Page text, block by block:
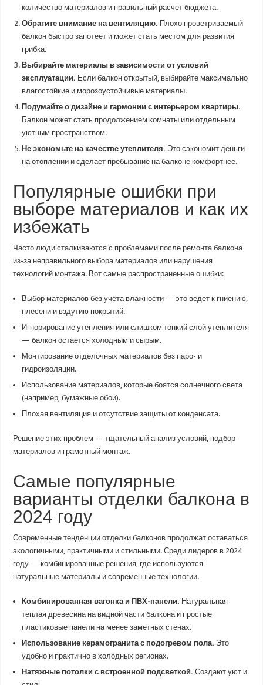
количество материалов и правильный расчет бюджета.
Обратите внимание на вентиляцию. Плохо проветриваемый
балкон быстро запотеет и может стать местом для развития
грибка.
Выбирайте материалы в зависимости от условий
эксплуатации. Если балкон открытый, выбирайте максимально
влагостойкие и морозоустойчивые материалы.
Подумайте о дизайне и гармонии с интерьером квартиры.
Балкон может стать продолжением комнаты или отдельным
уютным пространством.
Не экономьте на качестве утеплителя. Это сэкономит деньги
на отоплении и сделает пребывание на балконе комфортнее.
Популярные ошибки при
выборе материалов и как их
избежать
Часто люди сталкиваются с проблемами после ремонта балкона
из-за неправильного выбора материалов или нарушения
технологий монтажа. Вот самые распространенные ошибки:
Выбор материалов без учета влажности — это ведет к гниению,
плесени и вздутию покрытий.
Игнорирование утепления или слишком тонкий слой утеплителя
— балкон остается холодным и сырым.
Монтирование отделочных материалов без паро- и
гидроизоляции.
Использование материалов, которые боятся солнечного света
(например, бумажные обои).
Плохая вентиляция и отсутствие защиты от конденсата.
Решение этих проблем — тщательный анализ условий, подбор
материалов и грамотный монтаж.
Самые популярные
варианты отделки балкона в
2024 году
Современные тенденции отделки балконов продолжат оставаться
экологичными, практичными и стильными. Среди лидеров в 2024
году — комбинированные решения, где используются
натуральные материалы и современные технологии.
Комбинированная вагонка и ПВХ-панели. Натуральная
теплая древесина на видной части балкона и простые
пластиковые панели на менее заметных стенах.
Использование керамогранита с подогревом пола. Это
удобно и практично в холодных регионах.
Натяжные потолки с встроенной подсветкой. Создают уют и